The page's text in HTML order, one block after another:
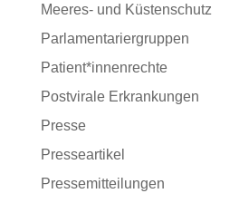
Meeres- und Küstenschutz
Parlamentariergruppen
Patient*innenrechte
Postvirale Erkrankungen
Presse
Presseartikel
Pressemitteilungen